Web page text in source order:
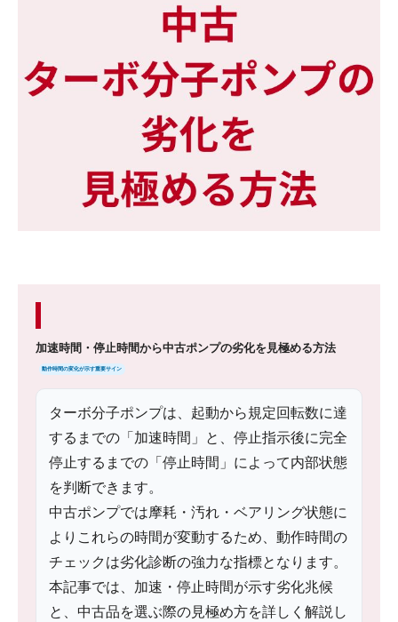
加速時間・停止時間から中古ポンプの劣化を見極める方法
動作時間の変化が示す重要サイン
ターボ分子ポンプは、起動から規定回転数に達
するまでの「加速時間」と、停止指示後に完全
停止するまでの「停止時間」によって内部状態
を判断できます。
中古ポンプでは摩耗・汚れ・ベアリング状態に
よりこれらの時間が変動するため、動作時間の
チェックは劣化診断の強力な指標となります。
本記事では、加速・停止時間が示す劣化兆候
と、中古品を選ぶ際の見極め方を詳しく解説し